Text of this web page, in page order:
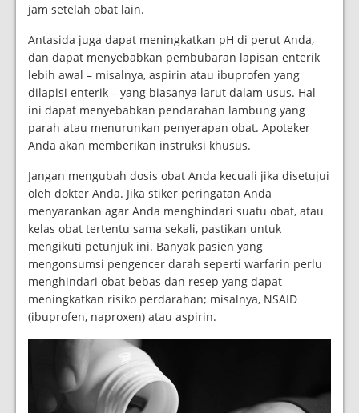
jam setelah obat lain.
Antasida juga dapat meningkatkan pH di perut Anda,
dan dapat menyebabkan pembubaran lapisan enterik
lebih awal – misalnya, aspirin atau ibuprofen yang
dilapisi enterik – yang biasanya larut dalam usus. Hal
ini dapat menyebabkan pendarahan lambung yang
parah atau menurunkan penyerapan obat. Apoteker
Anda akan memberikan instruksi khusus.
Jangan mengubah dosis obat Anda kecuali jika disetujui
oleh dokter Anda. Jika stiker peringatan Anda
menyarankan agar Anda menghindari suatu obat, atau
kelas obat tertentu sama sekali, pastikan untuk
mengikuti petunjuk ini. Banyak pasien yang
mengonsumsi pengencer darah seperti warfarin perlu
menghindari obat bebas dan resep yang dapat
meningkatkan risiko perdarahan; misalnya, NSAID
(ibuprofen, naproxen) atau aspirin.